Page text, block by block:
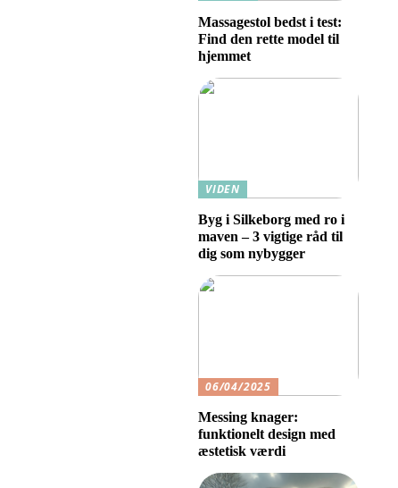
Massagestol bedst i test:
Find den rette model til
hjemmet
VIDEN
Byg i Silkeborg med ro i
maven – 3 vigtige råd til
dig som nybygger
06/04/2025
Messing knager:
funktionelt design med
æstetisk værdi